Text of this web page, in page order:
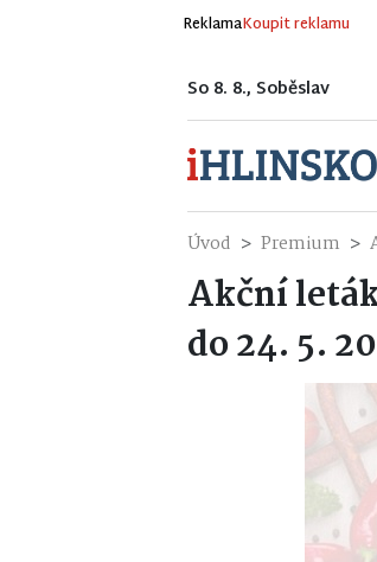
ReklamaKoupit reklamu
So 8. 8., Soběslav
Úvod Premium
Akční
do 24. 5.